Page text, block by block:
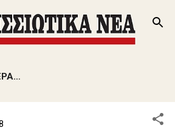
στο κύριο περιεχόμενο